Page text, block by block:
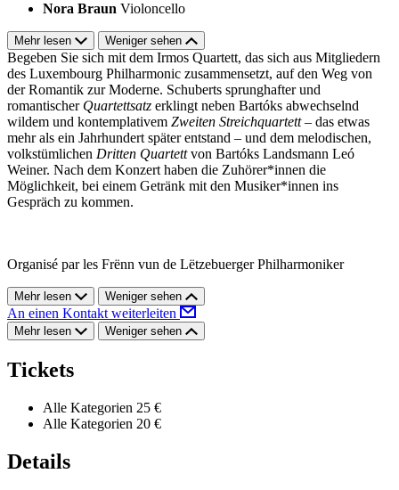
Nora Braun Violoncello
Mehr lesen Weniger sehen
Begeben Sie sich mit dem Irmos Quartett, das sich aus Mitgliedern
des Luxembourg Philharmonic zusammensetzt, auf den Weg von
der Romantik zur Moderne. Schuberts sprunghafter und
romantischer Quartettsatz erklingt neben Bartóks abwechselnd
wildem und kontemplativem Zweiten Streichquartett– das etwas
mehr als ein Jahrhundert später entstand – und dem melodischen,
volkstümlichen Dritten Quartettvon Bartóks Landsmann Leó
Weiner. Nach dem Konzert haben die Zuhörer*innen die
Möglichkeit, bei einem Getränk mit den Musiker*innen ins
Gespräch zu kommen.
Organisé par les Frënn vun de Lëtzebuerger Philharmoniker
Mehr lesen Weniger sehen
An einen Kontakt weiterleiten
Mehr lesen Weniger sehen
Tickets
Alle Kategorien 25 €
Alle Kategorien 20 €
Details